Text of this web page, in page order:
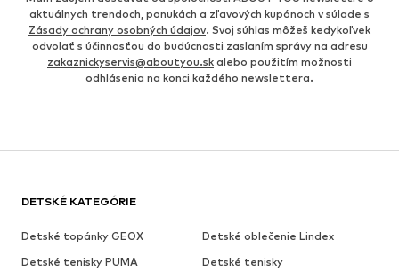
aktuálnych trendoch, ponukách a zľavových kupónoch v súlade s
Zásady ochrany osobných údajov. Svoj súhlas môžeš kedykoľvek
odvolať s účinnosťou do budúcnosti zaslaním správy na adresu
zakaznickyservis@aboutyou.sk alebo použitím možnosti
odhlásenia na konci každého newslettera.
DETSKÉ KATEGÓRIE
Detské topánky GEOX
Detské oblečenie Lindex
Detské tenisky PUMA
Detské tenisky